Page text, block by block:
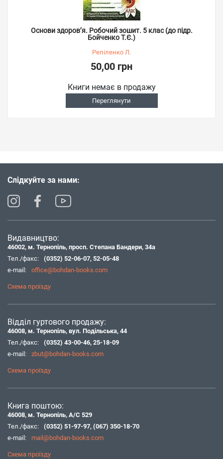
Основи здоров’я. Робочий зошит. 5 клас (до підр.
Бойченко Т.Є.)
Репіленко Л.
50,00 грн
Книги немає в продажу
Переглянути
Слідкуйте за нами:
Видавництво:
46002, м. Тернопіль, просп. Степана Бандери, 34а
Тел./факс:
(0352) 52-06-07, 52-05-48
e-mail:
office@bohdan-books.com
Схема проїзду
Відділ гуртового продажу:
46008, м. Тернопіль, вул. Подільська, 44
Тел./факс:
(0352) 43-00-46, 25-18-09
e-mail:
zbut@bohdan-books.com
Схема проїзду
Книга поштою:
46008, м. Тернопіль, А/С 529
Тел./факс:
(0352) 51-97-97, (067) 350-18-70
e-mail:
mail@bohdan-books.com
Схема проїзду